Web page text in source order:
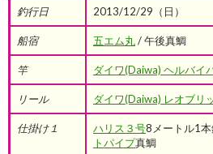
釣行日 2013/12/29（日）
船宿 五エム丸/ 午後真鯛
竿 ダイワ(Daiwa) ヘルバイ
リール ダイワ(Daiwa) レオブリ
仕掛け１ ハリス３号8メートル1
トパイプ真鯛